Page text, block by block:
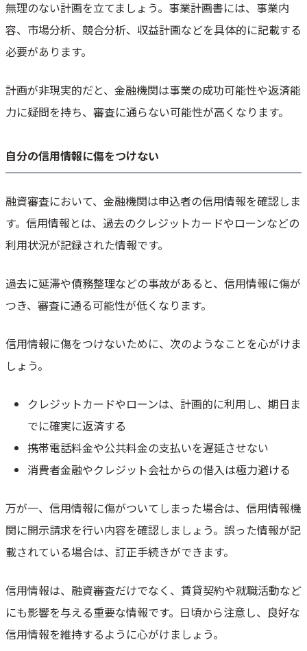
無理のない計画を立てましょう。事業計画書には、事業内
容、市場分析、競合分析、収益計画などを具体的に記載する
必要があります。
計画が非現実的だと、金融機関は事業の成功可能性や返済能
力に疑問を持ち、審査に通らない可能性が高くなります。
自分の信用情報に傷をつけない
融資審査において、金融機関は申込者の信用情報を確認しま
す。信用情報とは、過去のクレジットカードやローンなどの
利用状況が記録された情報です。
過去に延滞や債務整理などの事故があると、信用情報に傷が
つき、審査に通る可能性が低くなります。
信用情報に傷をつけないために、次のようなことを心がけま
しょう。
クレジットカードやローンは、計画的に利用し、期日ま
でに確実に返済する
携帯電話料金や公共料金の支払いを遅延させない
消費者金融やクレジット会社からの借入は極力避ける
万が一、信用情報に傷がついてしまった場合は、信用情報機
関に開示請求を行い内容を確認しましょう。誤った情報が記
載されている場合は、訂正手続きができます。
信用情報は、融資審査だけでなく、賃貸契約や就職活動など
にも影響を与える重要な情報です。日頃から注意し、良好な
信用情報を維持するように心がけましょう。